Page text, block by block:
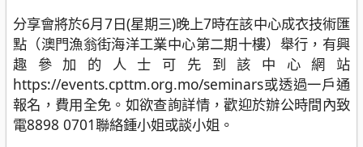
分享會將於6月7日(星期三)晚上7時在該中心成衣技術匯
點（澳門漁翁街海洋工業中心第二期十樓）舉行，有興
趣參加的人士可先到該中心網站
https://events.cpttm.org.mo/seminars或透過一戶通
報名，費用全免。如欲查詢詳情，歡迎於辦公時間內致
電8898 0701聯絡鍾小姐或談小姐。